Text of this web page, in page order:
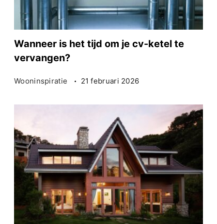
Wanneer is het tijd om je cv-ketel te
vervangen?
Wooninspiratie 21 februari 2026